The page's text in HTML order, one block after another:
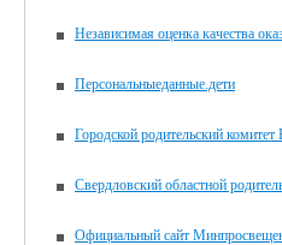
Независимая оценка качества
Персональныеданные.дети
Городской родительский
Свердловский областной
Официальный сайт